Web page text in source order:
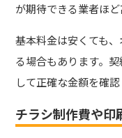
が期待できる業者ほど
基本料金は安くても
る場合もあります。
して正確な金額を確
チラシ制作費や印